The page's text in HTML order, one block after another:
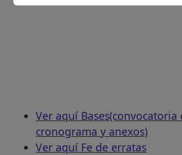
Ver aquí Bases(convocatoria
cronograma y anexos)
Ver aquí Fe de erratas